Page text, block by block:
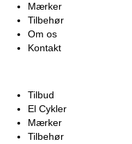
Mærker
Tilbehør
Om os
Kontakt
Tilbud
El Cykler
Mærker
Tilbehør